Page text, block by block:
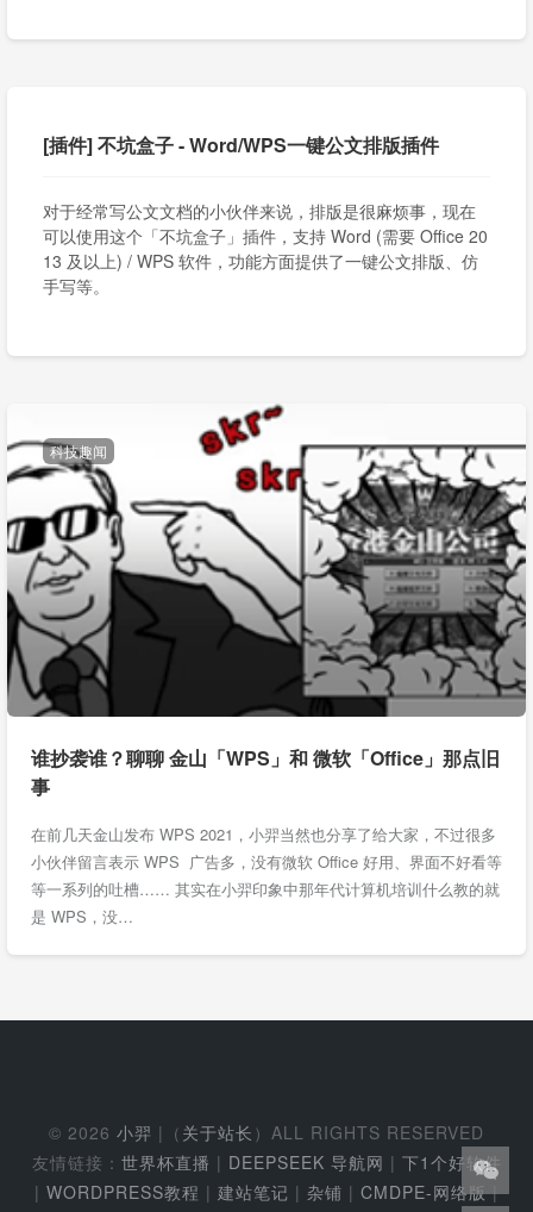
[插件] 不坑盒子 - Word/WPS一键公文排版插件
对于经常写公文文档的小伙伴来说，排版是很麻烦事，现在
可以使用这个「不坑盒子」插件，支持 Word (需要 Office 20
13 及以上) / WPS 软件，功能方面提供了一键公文排版、仿
手写等。
科技趣闻
谁抄袭谁？聊聊 金山「WPS」和 微软「Office」那点旧
事
在前几天金山发布 WPS 2021，小羿当然也分享了给大家，不过很多
小伙伴留言表示 WPS 广告多，没有微软 Office 好用、界面不好看等
等一系列的吐槽…… 其实在小羿印象中那年代计算机培训什么教的就
是 WPS，没…
© 2026 小羿 |（ 关于站长 ）ALL RIGHTS RESERVED
友情链接： 世界杯直播 | DEEPSEEK 导航网 | 下1个好软件
| WORDPRESS教程 | 建站笔记 | 杂铺 | CMDPE-网络版|